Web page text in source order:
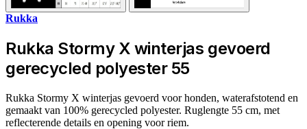
Rukka
Rukka Stormy X winterjas gevoerd
gerecycled polyester 55
Rukka Stormy X winterjas gevoerd voor honden, waterafstotend en
gemaakt van 100% gerecycled polyester. Ruglengte 55 cm, met
reflecterende details en opening voor riem.